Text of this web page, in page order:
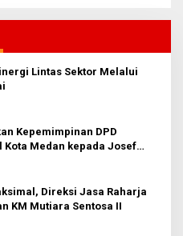
Lintas Sektor Melalui
Kepemimpinan DPD
Kota Medan kepada Josef
Direksi Jasa Raharja
KM Mutiara Sentosa II